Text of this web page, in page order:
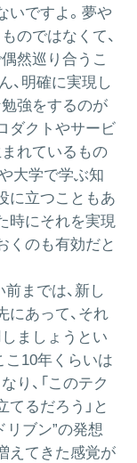
いですよ。夢や
のではなくて、
然巡り合うこ
、明確に実現し
強をするのが
ダクトやサービ
れているもの
大学で学ぶ知
に立つこともあ
時にそれを実現
くのも有効だと
までは、新し
にあって、それ
ましょうとい
こ10年くらいは
、「このテク
てるだろう」と
リブン”の発想
えてきた感覚が